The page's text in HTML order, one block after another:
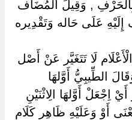
, وَقِيلَ الْمُضَاف
عَلَى حَاله وَتَقْدِيره
لَا تَتَغَيَّر عَنْ أَصْل
الطِّيبِيُّ أَوَّلهَا
أَوَّلهَا الِاثْنَيْنِ
أَوْ وَعَلَيْهِ ظَاهِر كَلَام